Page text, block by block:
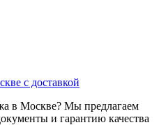
с доставкой
в Москве? Мы предлагаем
и гарантию качества